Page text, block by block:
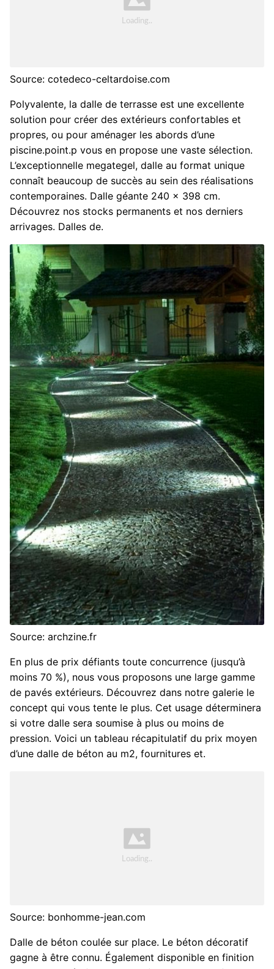
Source: cotedeco-celtardoise.com
Polyvalente, la dalle de terrasse est une excellente
solution pour créer des extérieurs confortables et
propres, ou pour aménager les abords d’une
piscine.point.p vous en propose une vaste sélection.
L’exceptionnelle megategel, dalle au format unique
connaît beaucoup de succès au sein des réalisations
contemporaines. Dalle géante 240 x 398 cm.
Découvrez nos stocks permanents et nos derniers
arrivages. Dalles de.
Source: archzine.fr
En plus de prix défiants toute concurrence (jusqu’à
moins 70 %), nous vous proposons une large gamme
de pavés extérieurs. Découvrez dans notre galerie le
concept qui vous tente le plus. Cet usage déterminera
si votre dalle sera soumise à plus ou moins de
pression. Voici un tableau récapitulatif du prix moyen
d’une dalle de béton au m2, fournitures et.
Source: bonhomme-jean.com
Dalle de béton coulée sur place. Le béton décoratif
gagne à être connu. Également disponible en finition